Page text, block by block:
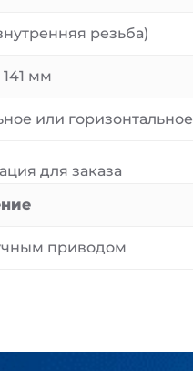
резьба)
141 мм
или горизонтальное
для заказа
приводом